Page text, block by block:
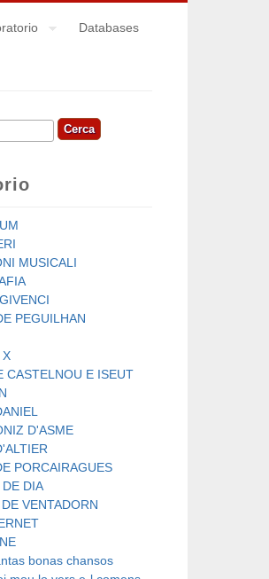
Databases
MUSICALI
PEGUILHAN
X
CASTELNOU E ISEUT
D'ASME
PORCAIRAGUES
DIA
VENTADORN
bonas chansos